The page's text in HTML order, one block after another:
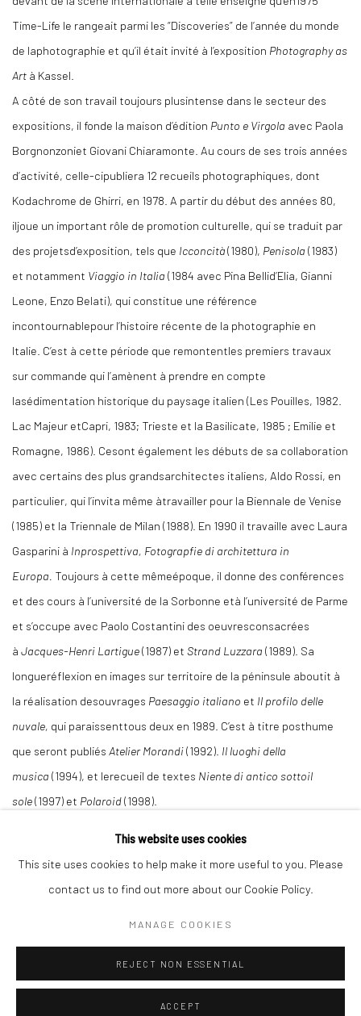
Time-Life le rangeait parmi les “Discoveries” de l’année du monde
de laphotographie et qu’il était invité à l’exposition Photography as
Art à Kassel.
A côté de son travail toujours plusintense dans le secteur des
expositions, il fonde la maison d’édition Punto e Virgola avec Paola
Borgnonzoniet Giovani Chiaramonte. Au cours de ses trois années
d’activité, celle-cipubliera 12 recueils photographiques, dont
Kodachrome de Ghirri, en 1978. A partir du début des années 80,
iljoue un important rôle de promotion culturelle, qui se traduit par
des projetsd’exposition, tels que Icconcità(1980), Penisola (1983)
et notamment Viaggio in Italia (1984 avec Pina Bellid’Elia, Gianni
Leone, Enzo Belati), qui constitue une référence
incontournablepour l’histoire récente de la photographie en
Italie. C’est à cette période que remontentles premiers travaux
sur commande qui l’amènent à prendre en compte
lasédimentation historique du paysage italien (Les Pouilles, 1982.
Lac Majeur etCapri, 1983; Trieste et la Basilicate, 1985 ; Emilie et
Romagne, 1986). Cesont également les débuts de sa collaboration
avec certains des plus grandsarchitectes italiens, Aldo Rossi, en
particulier, qui l’invita même àtravailler pour la Biennale de Venise
(1985) et la Triennale de Milan (1988). En 1990 il travaille avec Laura
Gasparini à Inprospettiva, Fotograpfie di architettura in
Europa. Toujours à cette mêmeépoque, il donne des conférences
et des cours à l’université de la Sorbonne età l’université de Parme
et s’occupe avec Paolo Costantini des oeuvresconsacrées
à Jacques-Henri Lartigue(1987) et Strand Luzzara (1989). Sa
longueréflexion en images sur territoire de la péninsule aboutit à
la réalisation desouvrages Paesaggio italiano et Il profilo delle
nuvale, qui paraissenttous deux en 1989. C’est à titre posthume
que seront publiés Atelier Morandi(1992). Il luoghi della
musica (1994), et lerecueil de textes Niente di antico sottoil
sole(1997) et Polaroid(1998).
Manage cookies
This website uses cookies
This site uses cookies to help make it more useful to you. Please
contact us to find out more about our Cookie Policy.
MANAGE COOKIES
REJECT NON ESSENTIAL
ACCEPT